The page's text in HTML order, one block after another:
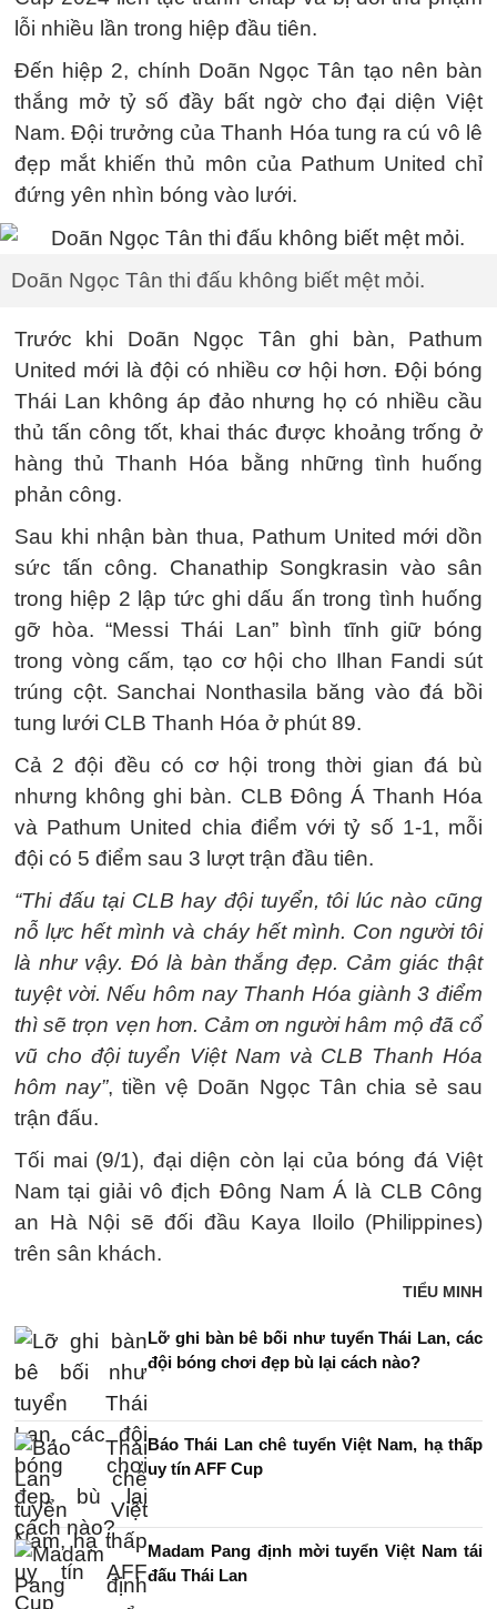
lỗi nhiều lần trong hiệp đầu tiên.
Đến hiệp 2, chính Doãn Ngọc Tân tạo nên bàn
thắng mở tỷ số đầy bất ngờ cho đại diện Việt
Nam. Đội trưởng của Thanh Hóa tung ra cú vô lê
đẹp mắt khiến thủ môn của Pathum United chỉ
đứng yên nhìn bóng vào lưới.
Doãn Ngọc Tân thi đấu không biết mệt mỏi.
Trước khi Doãn Ngọc Tân ghi bàn, Pathum
United mới là đội có nhiều cơ hội hơn. Đội bóng
Thái Lan không áp đảo nhưng họ có nhiều cầu
thủ tấn công tốt, khai thác được khoảng trống ở
hàng thủ Thanh Hóa bằng những tình huống
phản công.
Sau khi nhận bàn thua, Pathum United mới dồn
sức tấn công. Chanathip Songkrasin vào sân
trong hiệp 2 lập tức ghi dấu ấn trong tình huống
gỡ hòa. “Messi Thái Lan” bình tĩnh giữ bóng
trong vòng cấm, tạo cơ hội cho Ilhan Fandi sút
trúng cột. Sanchai Nonthasila băng vào đá bồi
tung lưới CLB Thanh Hóa ở phút 89.
Cả 2 đội đều có cơ hội trong thời gian đá bù
nhưng không ghi bàn. CLB Đông Á Thanh Hóa
và Pathum United chia điểm với tỷ số 1-1, mỗi
đội có 5 điểm sau 3 lượt trận đầu tiên.
“Thi đấu tại CLB hay đội tuyển, tôi lúc nào cũng
nỗ lực hết mình và cháy hết mình. Con người tôi
là như vậy. Đó là bàn thắng đẹp. Cảm giác thật
tuyệt vời. Nếu hôm nay Thanh Hóa giành 3 điểm
thì sẽ trọn vẹn hơn. Cảm ơn người hâm mộ đã cổ
vũ cho đội tuyển Việt Nam và CLB Thanh Hóa
hôm nay”, tiền vệ Doãn Ngọc Tân chia sẻ sau
trận đấu.
Tối mai (9/1), đại diện còn lại của bóng đá Việt
Nam tại giải vô địch Đông Nam Á là CLB Công
an Hà Nội sẽ đối đầu Kaya Iloilo (Philippines)
trên sân khách.
TIỂU MINH
Lỡ ghi bàn bê bối như tuyển Thái Lan, các
đội bóng chơi đẹp bù lại cách nào?
Báo Thái Lan chê tuyển Việt Nam, hạ thấp
uy tín AFF Cup
Madam Pang định mời tuyển Việt Nam tái
đấu Thái Lan